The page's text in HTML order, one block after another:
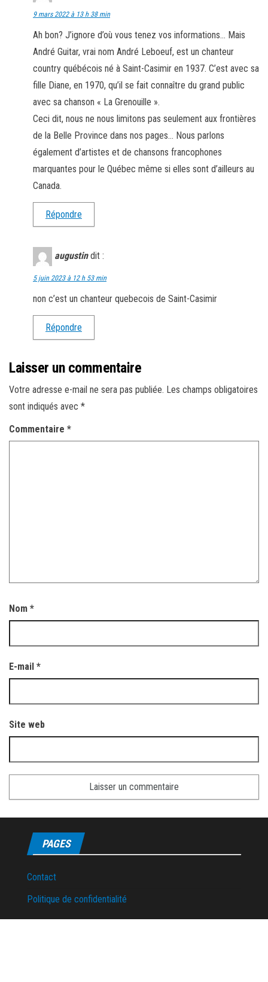
9 mars 2022 à 13 h 38 min
Ah bon? J’ignore d’où vous tenez vos informations… Mais
André Guitar, vrai nom André Leboeuf, est un chanteur
country québécois né à Saint-Casimir en 1937. C’est avec sa
fille Diane, en 1970, qu’il se fait connaître du grand public
avec sa chanson « La Grenouille ».
Ceci dit, nous ne nous limitons pas seulement aux frontières
de la Belle Province dans nos pages… Nous parlons
également d’artistes et de chansons francophones
marquantes pour le Québec même si elles sont d’ailleurs au
Canada.
Répondre
augustin dit :
5 juin 2023 à 12 h 53 min
non c’est un chanteur quebecois de Saint-Casimir
Répondre
Laisser un commentaire
Votre adresse e-mail ne sera pas publiée. Les champs obligatoires
sont indiqués avec *
Commentaire *
Nom *
E-mail *
Site web
PAGES
Contact
Politique de confidentialité